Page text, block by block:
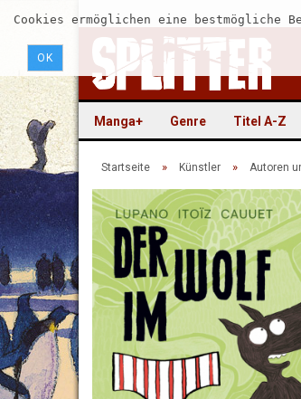
Cookies ermöglichen eine
OK
Manga+ Genre Titel A-Z
Startseite » Künstler » Autoren